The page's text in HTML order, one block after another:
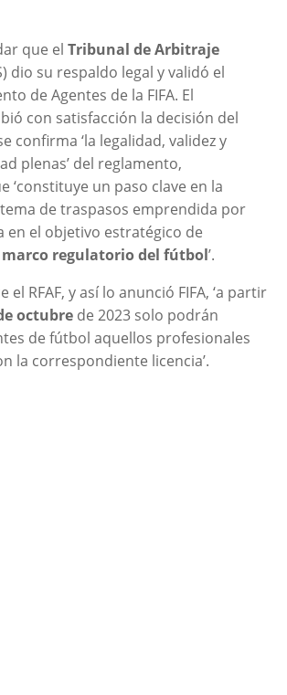
que el Tribunal de Arbitraje
dio su respaldo legal y validó el
de Agentes de la FIFA. El
con satisfacción la decisión del
confirma ‘la legalidad, validez y
plenas’ del reglamento,
‘constituye un paso clave en la
de traspasos emprendida por
en el objetivo estratégico de
regulatorio del fútbol’.
el RFAF, y así lo anunció FIFA, ‘a partir
octubrede 2023 solo podrán
de fútbol aquellos profesionales
la correspondiente licencia’.